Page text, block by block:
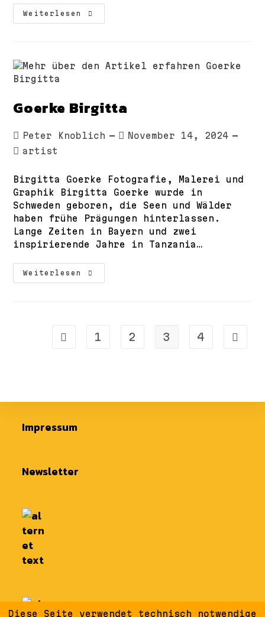
Weiterlesen
Hartmann
Nicole
Goerke Birgitta
Beitrags-
Autor:
Peter Knoblich
Beitrag
November 14, 2024
Beitrags-
artist
Birgitta Goerke Fotografie, Malerei und
Graphik Birgitta Goerke wurde in
Schweden geboren, die Seen und Wälder
haben frühe Prägungen hinterlassen.
Lange Zeiten in Bayern und zwei
inspirierende Jahre in Tanzania…
Weiterlesen
Goerke
Birgitta
Zur vorherigen Seite
1 2 3 4 Zur
Impressum
Newsletter
Diese Seite verwendet technisch notwendige